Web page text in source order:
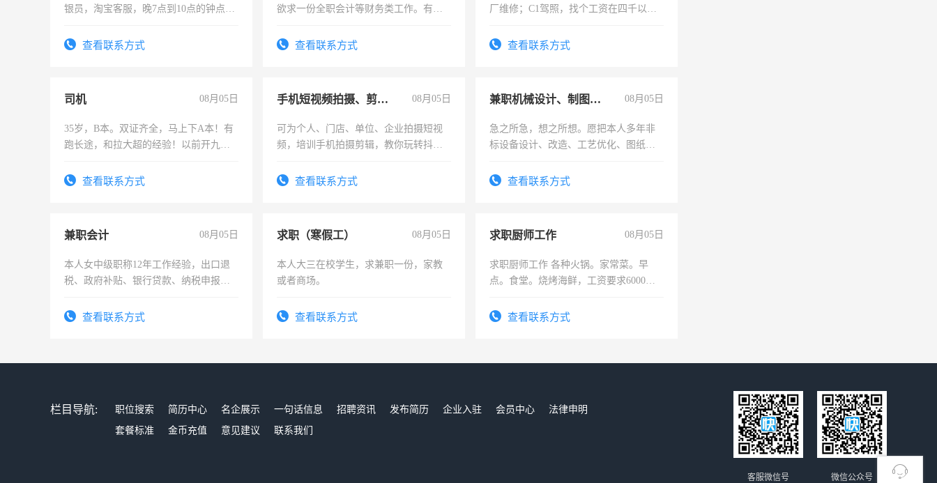
银员，淘宝客服，晚7点到10点的钟点
号同微信查看联系方式
欲求一份全职会计等财务类工作。有会
查看联系方式
厂维修；C1驾照，找个工资在四千以
电话查看联系方式
司机 08月05日
35岁，B本。双证齐全，马上下A本！有
跑长途，和拉大超的经验！以前开九米
查看联系方式
手机短视频拍摄、剪辑、抖音快手 08月05日
可为个人、门店、单位、企业拍摄短视
频，培训手机拍摄剪辑，教你玩转抖音
频，培训手机拍摄剪辑，教你玩转抖
查看联系方式
兼职机械设计、制图、设备改造 08月05日
急之所急，想之所想。愿把本人多年非
标设备设计、改造、工艺优化、图纸制
结识有识之士，共享未来。
查看联系方式
兼职会计 08月05日
本人女中级职称12年工作经验，出口退
税、政府补贴、银行贷款、纳税申报、
务，财务咨询等业务。欲求兼职会计工
查看联系方式
求职（寒假工） 08月05日
本人大三在校学生，求兼职一份，家教
或者商场。
查看联系方式
求职厨师工作 08月05日
求职厨师工作 各种火锅。家常菜。早
点。食堂。烧烤海鲜，工资要求6000以
查看联系方式
栏目导航: 职位搜索 简历中心 名企展示 一句话信息 招聘资讯 发布简历 企业入驻 会员中心
法律申明
套餐标准
金币充值 意见建议 联系我们
微信公众号
客服微信号